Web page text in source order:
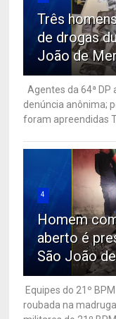
Três
de drogas
João de
Agentes da 64ª DP
denúncia anônima;
foram apreendidas
4
Homem
aberto é
São João
Equipes do 21º
roubada na